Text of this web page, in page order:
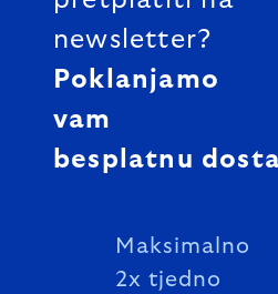
newsletter?
Poklanjamo
vam
besplatnu
Maksimalno
2x tjedno